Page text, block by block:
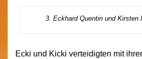
3. Eckhard Quentin und Kirsten
Ecki und Kicki verteidigten mit